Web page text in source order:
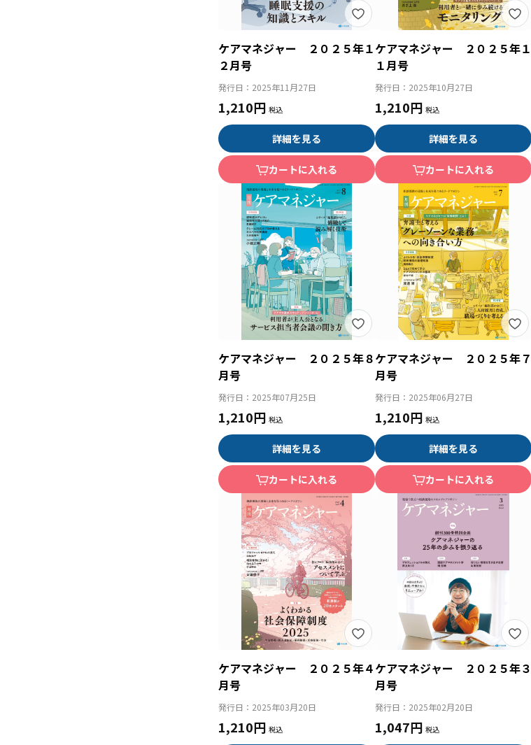
ケアマネジャー ２０２５年１
２月号
発行日： 2025年11月27日
1,210円
詳細を見る
カートに入れる
ケアマネジャー ２０２５年１
１月号
発行日： 2025年10月27日
1,210円
詳細を見る
カートに入れる
ケアマネジャー ２０２５年８
月号
発行日： 2025年07月25日
1,210円
詳細を見る
カートに入れる
ケアマネジャー ２０２５年７
月号
発行日： 2025年06月27日
1,210円
詳細を見る
カートに入れる
ケアマネジャー ２０２５年４
月号
発行日： 2025年03月20日
1,210円
ケアマネジャー ２０２５年３
月号
発行日： 2025年02月20日
1,047円